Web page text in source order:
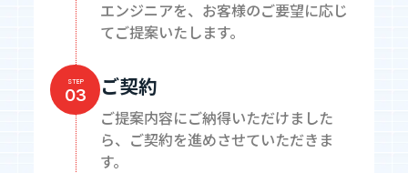
エンジニアを、お客様のご要望に応じ
てご提案いたします。
STEP
03 ご契約
ご提案内容にご納得いただけました
ら、ご契約を進めさせていただきま
す。